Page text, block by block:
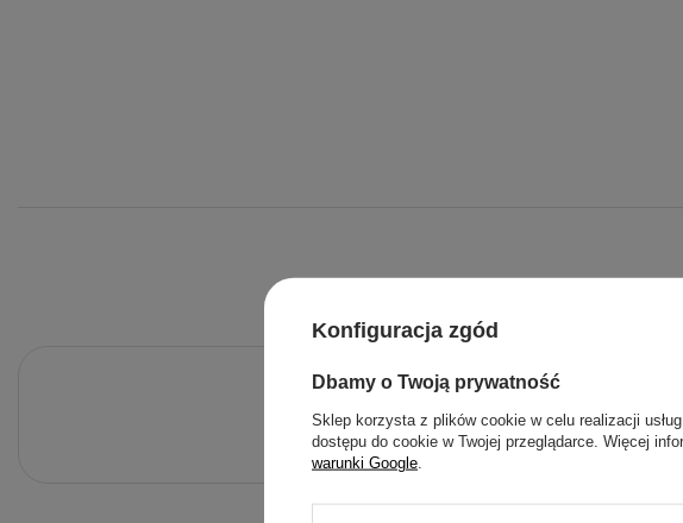
Potrzebujesz
Zadaj pytanie a my odpowiemy niezwłocznie,
Konfiguracja zgód
Dbamy o Twoją prywatność
Sklep korzysta z plików cookie w celu realizacji
dostępu do cookie w Twojej przeglądarce. Więcej
warunki Google